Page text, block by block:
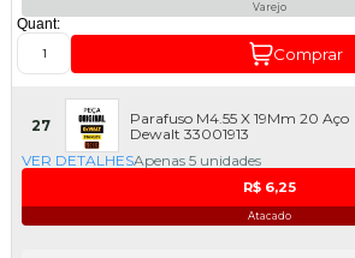
Varejo
Quant:
Comprar
27
Parafuso M4.55 X 19Mm 20 Aço
Dewalt 33001913
VER DETALHESApenas 5 unidades
R$ 6,25
Atacado